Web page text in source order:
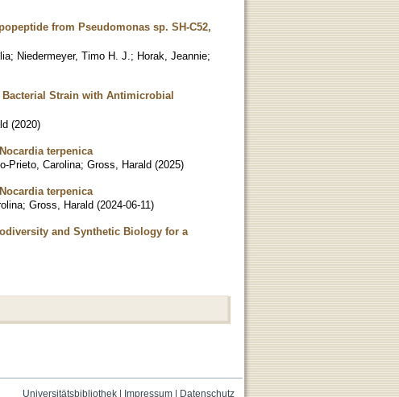
from Pseudomonas sp. SH-C52,
; Niedermeyer, Timo H. J. ; Horak, Jeannie;
Bacterial Strain with Antimicrobial
(2020)
terpenica
Prieto, Carolina; Gross, Harald (2025)
terpenica
; Gross, Harald (2024-06-11)
and Synthetic Biology for a
Universitätsbibliothek| Impressum| Datenschutz